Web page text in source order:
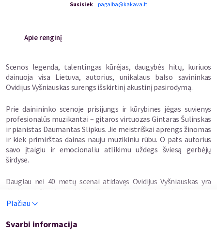
Susisiek pagalba@kakava.lt
Apie renginį
Scenos legenda, talentingas kūrėjas, daugybės hitų, kuriuos
dainuoja visa Lietuva, autorius, unikalaus balso savininkas
Ovidijus Vyšniauskas surengs išskirtinį akustinį pasirodymą.
Prie dainininko scenoje prisijungs ir kūrybines jėgas suvienys
profesionalūs muzikantai – gitaros virtuozas Gintaras Šulinskas
ir pianistas Daumantas Slipkus. Jie meistriškai aprengs žinomas
ir kiek primirštas dainas nauju muzikiniu rūbu. O pats autorius
savo įtaigiu ir emocionaliu atlikimu uždegs šviesą gerbėjų
širdyse.
Daugiau nei 40 metų scenai atidavęs Ovidijus Vyšniauskas yra
Lietuvoje ir užsienyje, pelnęs žiūrovų besąlygišką meilę, atrodo,
tačiau šiuo metu atlikėjas labai intensyviai koncertuoja tiek
Plačiau
Svarbi informacija